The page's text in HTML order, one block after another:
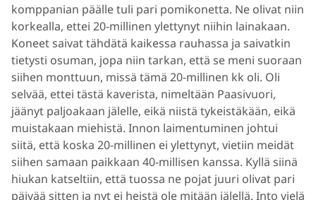
komppanian päälle tuli pari pomikonetta. Ne olivat niin
korkealla, ettei 20-millinen ylettynyt niihin lainakaan.
Koneet saivat tähdätä kaikessa rauhassa ja saivatkin
tietysti osuman, jopa niin tarkan, että se meni suoraan
siihen monttuun, missä tämä 20-millinen kk oli. Oli
selvää, ettei tästä kaverista, nimeltään Paasivuori,
jäänyt paljoakaan jälelle, eikä niistä tykeistäkään, eikä
muistakaan miehistä. Innon laimentuminen johtui
siitä, että koska 20-millinen ei ylettynyt, vietiin meidät
siihen samaan paikkaan 40-millisen kanssa. Kyllä siinä
hiukan katseltiin, että tuossa ne pojat juuri olivat pari
päivää sitten ja nyt ei heistä ole mitään jälellä. Into vielä